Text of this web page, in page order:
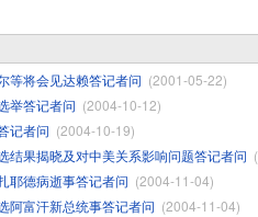
等将会见达赖答记者问 (2001-05-22)
举答记者问 (2004-10-12)
记者问 (2004-10-19)
结果揭晓及对中美关系影响问题答记者问
耶德病逝事答记者问 (2004-11-04)
阿富汗新总统事答记者问 (2004-11-04)